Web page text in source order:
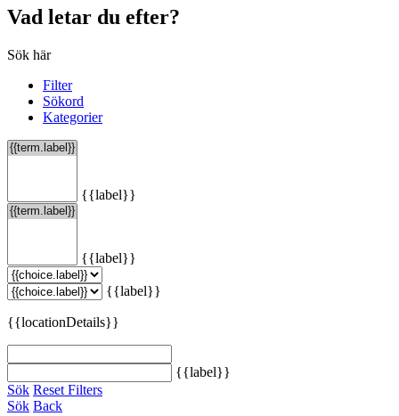
Vad letar du efter?
Sök här
Filter
Sökord
Kategorier
{{label}}
{{label}}
{{label}}
{{locationDetails}}
{{label}}
Sök Reset Filters
Sök Back